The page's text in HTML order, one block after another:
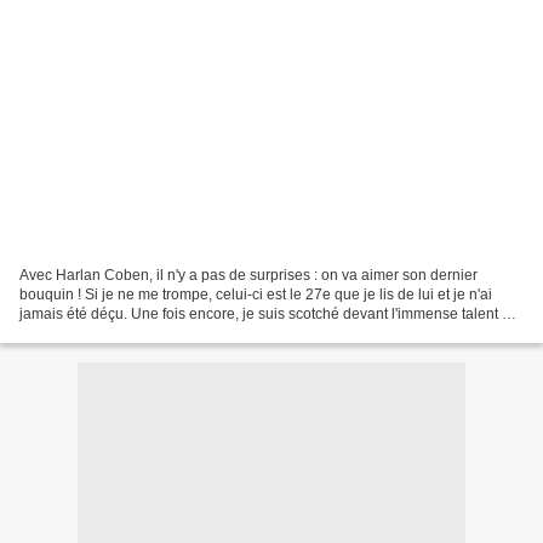
Avec Harlan Coben, il n'y a pas de surprises : on va aimer son dernier
bouquin ! Si je ne me trompe, celui-ci est le 27e que je lis de lui et je n'ai
jamais été déçu. Une fois encore, je suis scotché devant l'immense talent de